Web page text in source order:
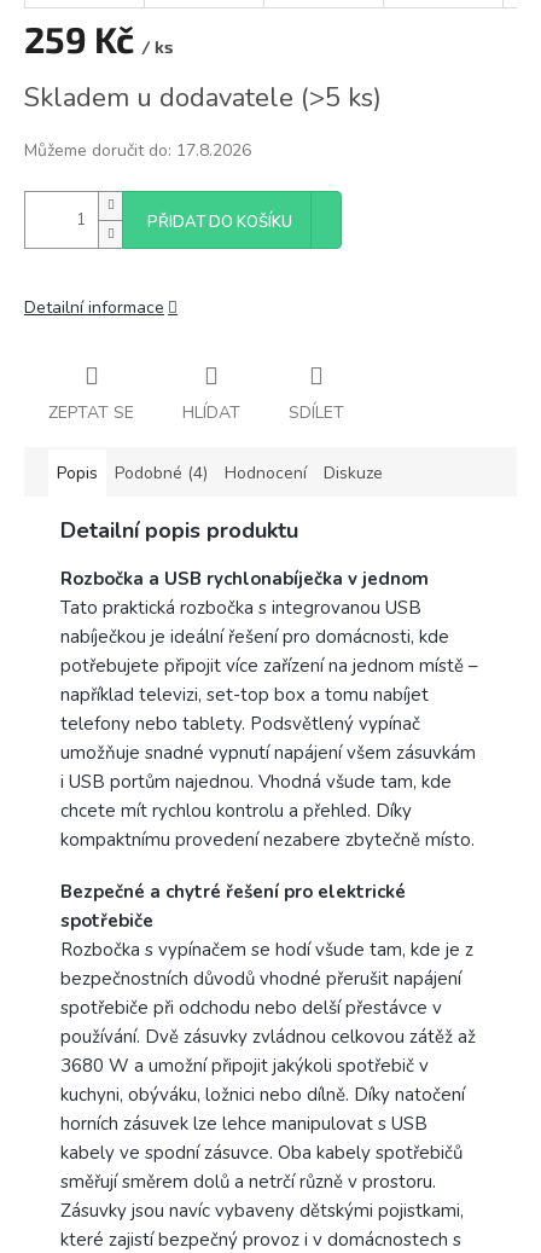
259 Kč / ks
cena:
Skladem u dodavatele (>5 ks)
Můžeme doručit do: 17.8.2026
PŘIDAT DO KOŠÍKU
Detailní informace
ZEPTAT SE HLÍDAT SDÍLET
Popis Podobné (4) Hodnocení Diskuze
Detailní popis produktu
Rozbočka a USB rychlonabíječka v jednom
Tato praktická rozbočka s integrovanou USB
nabíječkou je ideální řešení pro domácnosti, kde
potřebujete připojit více zařízení na jednom místě –
například televizi, set-top box a tomu nabíjet
telefony nebo tablety. Podsvětlený vypínač
umožňuje snadné vypnutí napájení všem zásuvkám
i USB portům najednou. Vhodná všude tam, kde
chcete mít rychlou kontrolu a přehled. Díky
kompaktnímu provedení nezabere zbytečně místo.
Bezpečné a chytré řešení pro elektrické
spotřebiče
Rozbočka s vypínačem se hodí všude tam, kde je z
bezpečnostních důvodů vhodné přerušit napájení
spotřebiče při odchodu nebo delší přestávce v
používání. Dvě zásuvky zvládnou celkovou zátěž až
3680 W a umožní připojit jakýkoli spotřebič v
kuchyni, obýváku, ložnici nebo dílně. Díky natočení
horních zásuvek lze lehce manipulovat s USB
kabely ve spodní zásuvce. Oba kabely spotřebičů
směřují směrem dolů a netrčí různě v prostoru.
Zásuvky jsou navíc vybaveny dětskými pojistkami,
které zajistí bezpečný provoz i v domácnostech s